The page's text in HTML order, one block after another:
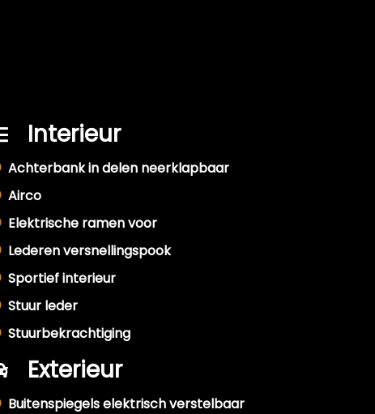
Interieur
Achterbank in delen neerklapbaar
Airco
Elektrische ramen voor
Lederen versnellingspook
Sportief interieur
Stuur leder
Stuurbekrachtiging
Exterieur
Buitenspiegels elektrisch verstelbaar